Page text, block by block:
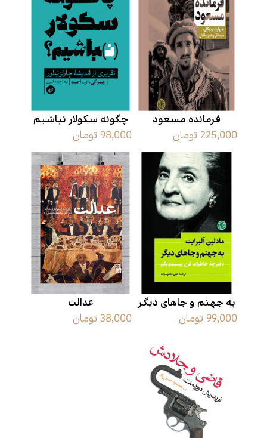
فرمانده مسعود
225,000 تومان
چگونه سکولار نباشیم
98,000 تومان
به جهنم و جاهای دیگر
99,000 تومان
عدالت
38,000 تومان